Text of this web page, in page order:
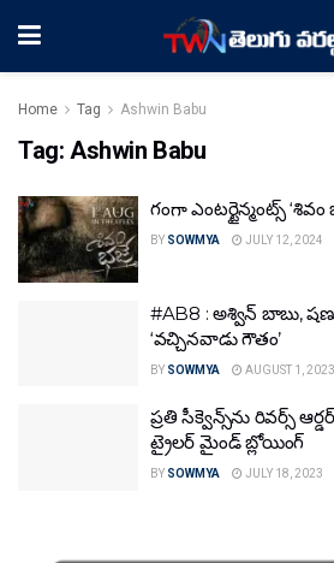
Home Tag Ashwin Babu
Tag: Ashwin Babu
గంగా ఎంటర్టైన్మంట్స్ ‘శివం
BY SOWMYA JULY 12, 2024
#AB8 : అశ్విన్ బాబు,
‘వచ్చినవాడు గౌతం’
BY SOWMYA AUGUST 1, 2023
ప్రతి సీక్వెన్స్‌ను రివర్స్
ట్రైలర్ మైండ్ బ్లోయింగ్
BY SOWMYA JULY 18, 2023